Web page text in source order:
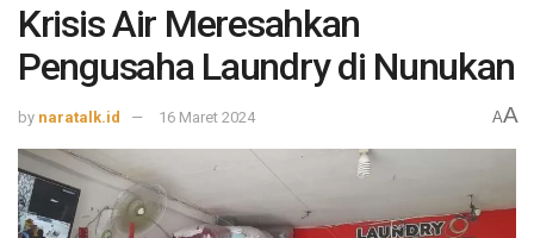
Krisis Air Meresahkan
Pengusaha Laundry di Nunukan
by naratalk.id 16 Maret 2024 AA